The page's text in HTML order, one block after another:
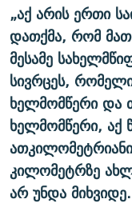
„აქ არის ერთი
დათქმა, რომ
მესამე
სივრცეს,
ხელმომწერი და
ხელმომწერი, აქ
კილომეტრზე
არ უნდა მიხვიდე.